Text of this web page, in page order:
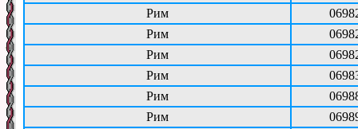
Рим
Рим
Рим
Рим
Рим
Рим